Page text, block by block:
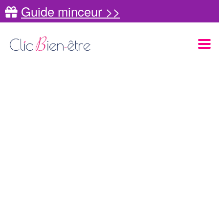
Guide minceur >>